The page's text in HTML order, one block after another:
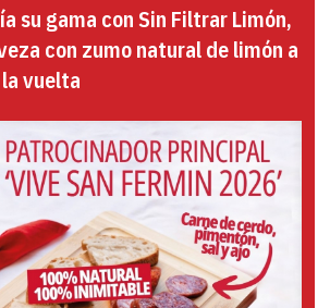
su gama con Sin Filtrar Limón,
con zumo natural de limón a
vuelta